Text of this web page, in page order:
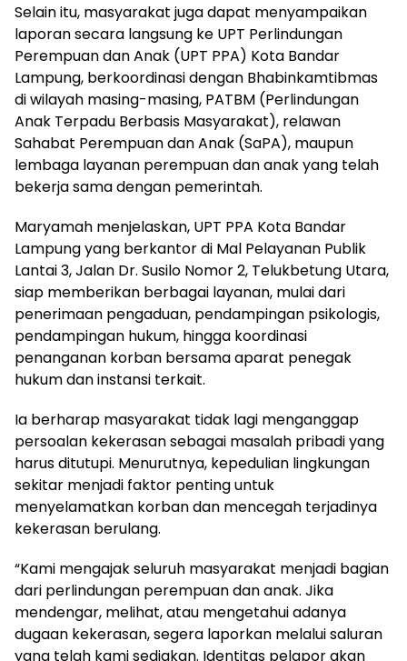
Selain itu, masyarakat juga dapat menyampaikan
laporan secara langsung ke UPT Perlindungan
Perempuan dan Anak (UPT PPA) Kota Bandar
Lampung, berkoordinasi dengan Bhabinkamtibmas
di wilayah masing-masing, PATBM (Perlindungan
Anak Terpadu Berbasis Masyarakat), relawan
Sahabat Perempuan dan Anak (SaPA), maupun
lembaga layanan perempuan dan anak yang telah
bekerja sama dengan pemerintah.
Maryamah menjelaskan, UPT PPA Kota Bandar
Lampung yang berkantor di Mal Pelayanan Publik
Lantai 3, Jalan Dr. Susilo Nomor 2, Telukbetung Utara,
siap memberikan berbagai layanan, mulai dari
penerimaan pengaduan, pendampingan psikologis,
pendampingan hukum, hingga koordinasi
penanganan korban bersama aparat penegak
hukum dan instansi terkait.
Ia berharap masyarakat tidak lagi menganggap
persoalan kekerasan sebagai masalah pribadi yang
harus ditutupi. Menurutnya, kepedulian lingkungan
sekitar menjadi faktor penting untuk
menyelamatkan korban dan mencegah terjadinya
kekerasan berulang.
“Kami mengajak seluruh masyarakat menjadi bagian
dari perlindungan perempuan dan anak. Jika
mendengar, melihat, atau mengetahui adanya
dugaan kekerasan, segera laporkan melalui saluran
yang telah kami sediakan. Identitas pelapor akan